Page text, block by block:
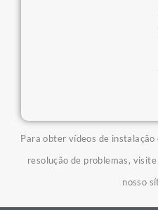
Para obter vídeos de
resolução de problemas,
nosso